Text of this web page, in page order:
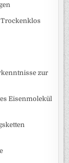
Trockenklos
zur
Eisenmolekül